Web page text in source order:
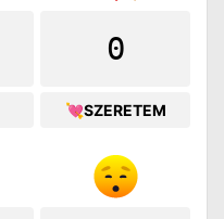
0
💘SZERETEM